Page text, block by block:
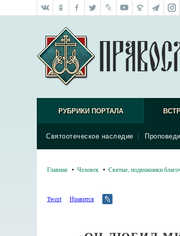
РУБРИКИ ПОРТАЛА
Святоотеческое наследие Проповеди
Главная Человек Святые, подвижники
Tweet Нравится